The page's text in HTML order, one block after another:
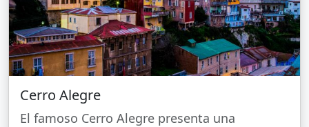
Cerro Alegre
El famoso Cerro Alegre presenta una